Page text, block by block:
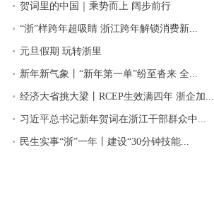
贺词里的中国｜乘势而上 阔步前行
“浙”样跨年超吸睛 浙江跨年解锁消费新...
元旦假期 玩转浙里
新年新气象丨“新年第一单”纷至沓来 全...
经济大省挑大梁丨RCEP生效满四年 浙企加...
习近平总书记新年贺词在浙江干部群众中...
民生实事“浙”一年丨建设“30分钟技能...